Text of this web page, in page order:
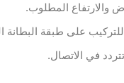
والارتفاع المطلوب.
على طبقة البطانة
في الاتصال.